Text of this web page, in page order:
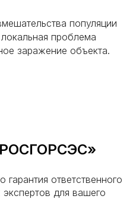
популяции
проблема
заражение объекта.
ответственного
для вашего